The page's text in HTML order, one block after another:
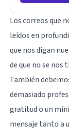
Los correos que
leídos en
que nos digan
de que no se
También
demasiado
gratitud o un
mensaje tanto a